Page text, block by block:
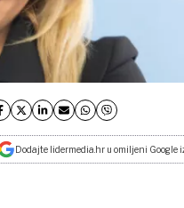
Dodajte lidermedia.hr u omiljeni Google